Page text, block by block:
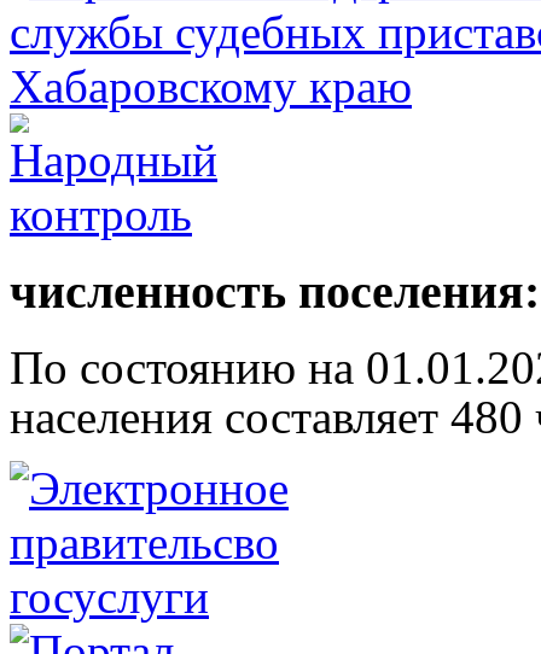
численность поселения:
По состоянию на
населения составляет 480